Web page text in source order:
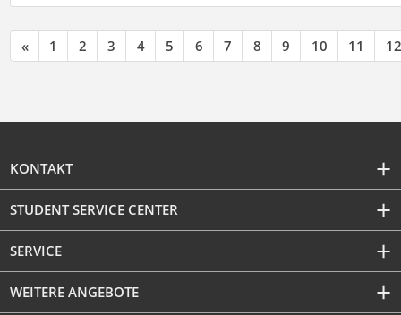
« 1 2 3 4 5 6 7 8 9 10 11 12
KONTAKT
STUDENT SERVICE CENTER
SERVICE
WEITERE ANGEBOTE